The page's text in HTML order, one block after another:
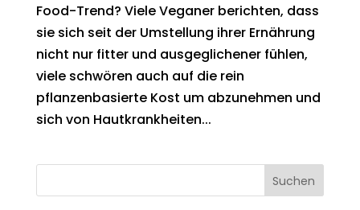
Food-Trend? Viele Veganer berichten, dass
sie sich seit der Umstellung ihrer Ernährung
nicht nur fitter und ausgeglichener fühlen,
viele schwören auch auf die rein
pflanzenbasierte Kost um abzunehmen und
sich von Hautkrankheiten...
Suchen